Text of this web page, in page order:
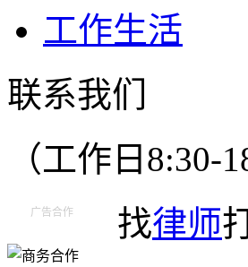
工作生活
联系我们
（工作日8:30-
广告合作 找律师